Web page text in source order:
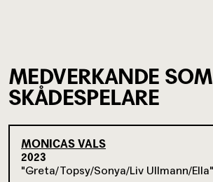
MEDVERKANDE SOM
SKÅDESPELARE
MONICAS VALS
2023
Greta/Topsy/Sonya/Liv Ullmann/Ella